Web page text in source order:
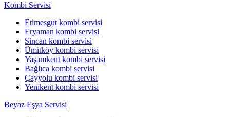
Kombi Servisi
Etimesgut kombi servisi
Eryaman kombi servisi
Sincan kombi servisi
Ümitköy kombi servisi
Yaşamkent kombi servisi
Bağlıca kombi servisi
Çayyolu kombi servisi
Yenikent kombi servisi
Beyaz Eşya Servisi